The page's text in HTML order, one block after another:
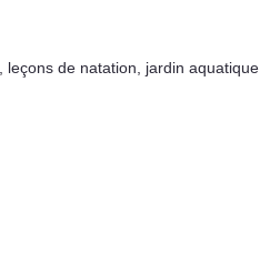
leçons de natation jardin aquatique